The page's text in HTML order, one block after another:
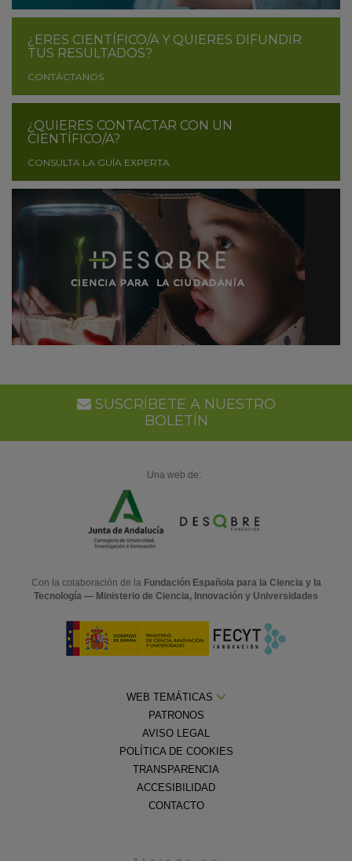
¿ERES CIENTÍFICO/A Y QUIERES DIFUNDIR
TUS RESULTADOS?
CONTÁCTANOS
¿QUIERES CONTACTAR CON UN
CIENTÍFICO/A?
CONSULTA LA GUÍA EXPERTA
SUSCRÍBETE A NUESTRO
BOLETÍN
Una web de:
Con la colaboración de la Fundación Española para la Ciencia y la
Tecnología — Ministerio de Ciencia, Innovación y Universidades
WEB TEMÁTICAS
PATRONOS
AVISO LEGAL
POLÍTICA DE COOKIES
TRANSPARENCIA
ACCESIBILIDAD
CONTACTO